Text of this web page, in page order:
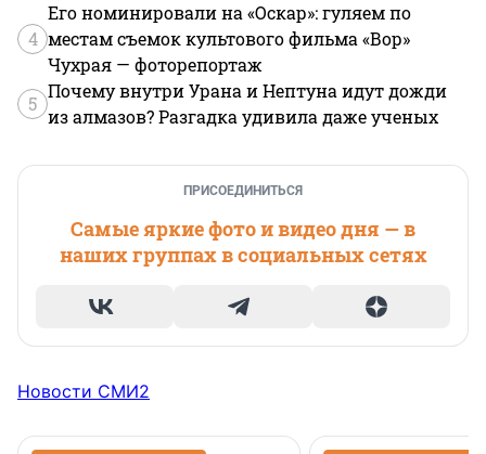
4
Его номинировали на «Оскар»: гуляем по
местам съемок культового фильма «Вор»
Чухрая — фоторепортаж
5
Почему внутри Урана и Нептуна идут дожди
из алмазов? Разгадка удивила даже ученых
ПРИСОЕДИНИТЬСЯ
Самые яркие фото и видео дня — в
наших группах в социальных сетях
Новости СМИ2